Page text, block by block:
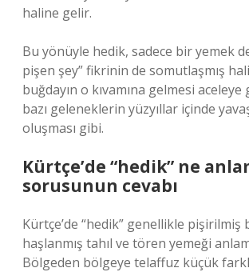
haline gelir.
Bu yönüyle hedik, sadece bir yemek
pişen şey” fikrinin de somutlaşmış
buğdayın o kıvamına gelmesi aceleye
bazı geleneklerin yüzyıllar içinde
oluşması gibi.
Kürtçe’de “hedik” ne
sorusunun cevabı
Kürtçe’de “hedik” genellikle pişirilmiş
haşlanmış tahıl ve tören yemeği
Bölgeden bölgeye telaffuz küçük